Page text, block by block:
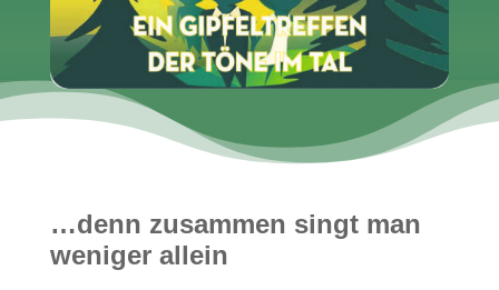
…denn zusammen singt man
weniger allein